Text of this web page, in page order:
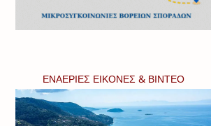
ΕΝΑΕΡΙΕΣ ΕΙΚΟΝΕΣ & ΒΙΝΤΕΟ